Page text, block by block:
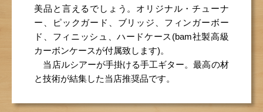
美品と言えるでしょう。オリジナル・チューナ
ー、ピックガード、ブリッジ、フィンガーボー
ド、フィニッシュ、ハードケース(bam社製高級
カーボンケースが付属致します)。
当店ルシアーが手掛ける手工ギター。最高の材
と技術が結集した当店推奨品です。